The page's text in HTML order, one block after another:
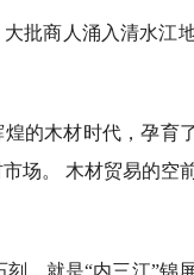
批商人涌入清水江
的木材时代，孕育
场。 木材贸易的空
，就是“内三江”锦